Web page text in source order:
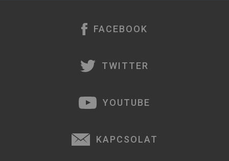
FACEBOOK
TWITTER
YOUTUBE
KAPCSOLAT